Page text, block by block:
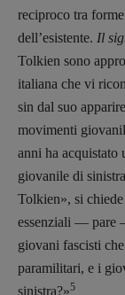
reciproco tra
dell’esistente. Il
Tolkien sono
italiana che vi
sin dal suo
movimenti
anni ha acquistato
giovanile di
Tolkien», si
essenziali — pare
giovani fascisti
paramilitari, e i
sinistra?»5